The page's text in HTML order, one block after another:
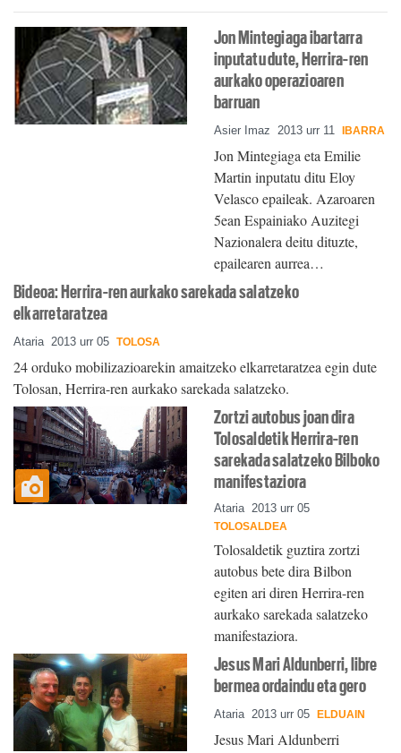
Jon Mintegiaga ibartarra
inputatu dute, Herrira-ren
aurkako operazioaren
barruan
Asier Imaz 2013 urr 11 IBARRA
Jon Mintegiaga eta Emilie
Martin inputatu ditu Eloy
Velasco epaileak. Azaroaren
5ean Espainiako Auzitegi
Nazionalera deitu dituzte,
epailearen aurrea…
Bideoa: Herrira-ren aurkako sarekada salatzeko
elkarretaratzea
Ataria 2013 urr 05 TOLOSA
24 orduko mobilizazioarekin amaitzeko elkarretaratzea egin dute
Tolosan, Herrira-ren aurkako sarekada salatzeko.
Zortzi autobus joan dira
Tolosaldetik Herrira-ren
sarekada salatzeko Bilboko
manifestaziora
Ataria 2013 urr 05
TOLOSALDEA
Tolosaldetik guztira zortzi
autobus bete dira Bilbon
egiten ari diren Herrira-ren
aurkako sarekada salatzeko
manifestaziora.
Jesus Mari Aldunberri, libre
bermea ordaindu eta gero
Ataria 2013 urr 05 ELDUAIN
Jesus Mari Aldunberri